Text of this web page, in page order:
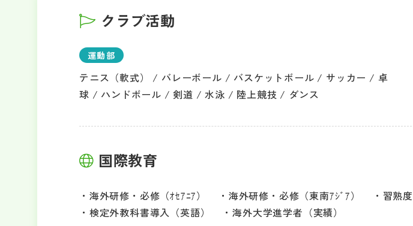
クラブ活動
運動部
テニス（軟式） / バレーボール / バスケットボール / サッカー / 卓
球 / ハンドボール / 剣道 / 水泳 / 陸上競技 / ダンス
国際教育
海外研修・必修（ｵｾｱﾆｱ） 海外研修・必修（東南ｱｼﾞｱ） 習熟
検定外教科書導入（英語）
海外大学進学者（実績）